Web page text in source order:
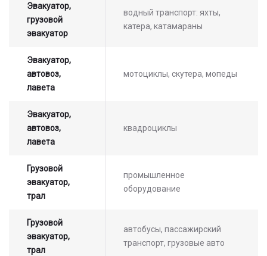
Эвакуатор,
грузовой
эвакуатор
водный транспорт: яхты,
катера, катамараны
Эвакуатор,
автовоз,
лавета
мотоциклы, скутера, мопеды
Эвакуатор,
автовоз,
лавета
квадроциклы
Грузовой
эвакуатор,
трал
промышленное
оборудование
Грузовой
эвакуатор,
трал
автобусы, пассажирский
транспорт, грузовые авто